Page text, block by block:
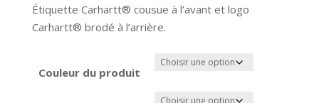
Étiquette Carhartt® cousue à l’avant et logo
Carhartt® brodé à l’arrière.
Couleur du produit